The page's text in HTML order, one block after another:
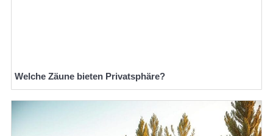
Welche Zäune bieten Privatsphäre?